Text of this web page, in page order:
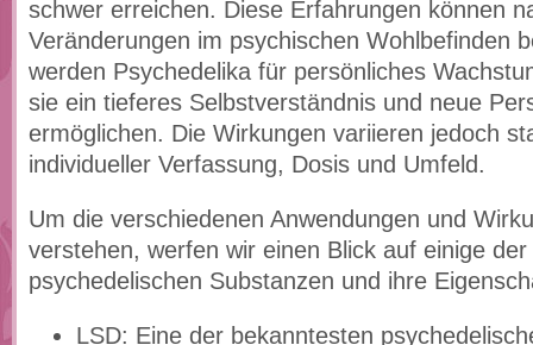
schwer erreichen. Diese Erfahrungen können
Veränderungen im psychischen Wohlbefinden
werden Psychedelika für persönliches
sie ein tieferes Selbstverständnis und neue
ermöglichen. Die Wirkungen variieren jedoch
individueller Verfassung, Dosis und Umfeld.
Um die verschiedenen Anwendungen und
verstehen, werfen wir einen Blick auf einige
psychedelischen Substanzen und ihre
LSD: Eine der bekanntesten